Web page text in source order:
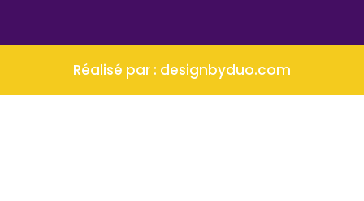
Réalisé par : designbyduo.com